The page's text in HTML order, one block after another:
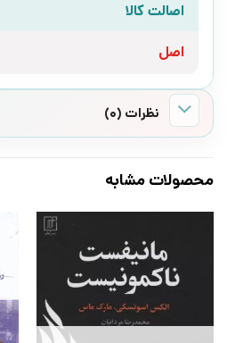
اصالت کالا
اصل
نظرات (0)
محصولات مشابه